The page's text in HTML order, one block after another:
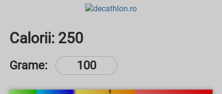
Calorii: 250
Grame: